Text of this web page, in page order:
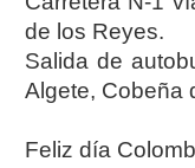
de los Reyes.
Salida de
Algete, Cobeña
Feliz día